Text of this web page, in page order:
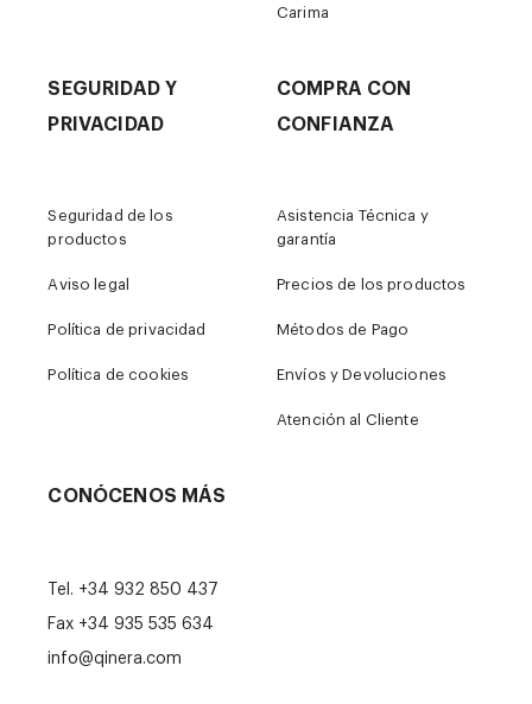
Carima
SEGURIDAD Y
PRIVACIDAD
Seguridad de los
productos
Aviso legal
Política de privacidad
Política de cookies
COMPRA CON
CONFIANZA
Asistencia Técnica y
garantía
Precios de los productos
Métodos de Pago
Envíos y Devoluciones
Atención al Cliente
CONÓCENOS MÁS
Tel. +34 932 850 437
Fax +34 935 535 634
info@qinera.com